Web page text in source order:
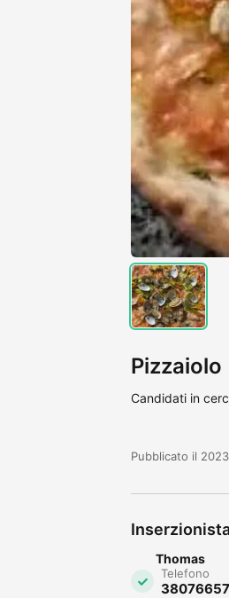
Pizzaiolo
Candidati in
Pubblicato il
Thomas
Telefono